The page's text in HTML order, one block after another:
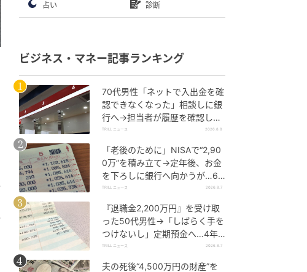
占い 診断
ビジネス・マネー記事ランキング
70代男性「ネットで入出金を確
認できなくなった」相談しに銀
行へ→担当者が履歴を確認した
ところ…判明した“恐ろしい事
TRILL ニュース 2026.8.8
「老後のために」NISAで“2,90
0万”を積み立て→定年後、お金
を下ろしに銀行へ向かうが…60
代男性を襲った“想定外の落とし
TRILL ニュース 2026.8.7
『退職金2,200万円』を受け取
った50代男性→「しばらく手を
つけないし」定期預金へ…4年
後、通帳を見て“青ざめたワケ”
TRILL ニュース 2026.8.7
夫の死後“4,500万円の財産”を